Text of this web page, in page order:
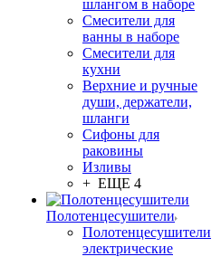
шлангом в наборе
Смесители для
ванны в наборе
Смесители для
кухни
Верхние и ручные
души, держатели,
шланги
Сифоны для
раковины
Изливы
+ ЕЩЕ 4
Полотенцесушители
Полотенцесушители
электрические